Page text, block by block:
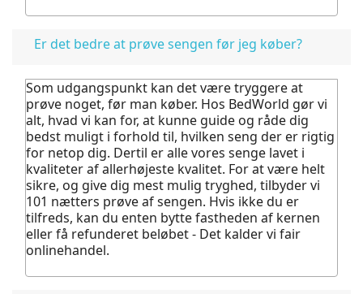
Er det bedre at prøve sengen før jeg køber?
Som udgangspunkt kan det være tryggere at
prøve noget, før man køber. Hos BedWorld gør vi
alt, hvad vi kan for, at kunne guide og råde dig
bedst muligt i forhold til, hvilken seng der er rigtig
for netop dig. Dertil er alle vores senge lavet i
kvaliteter af allerhøjeste kvalitet. For at være helt
sikre, og give dig mest mulig tryghed, tilbyder vi
101 nætters prøve af sengen. Hvis ikke du er
tilfreds, kan du enten bytte fastheden af kernen
eller få refunderet beløbet - Det kalder vi fair
onlinehandel.